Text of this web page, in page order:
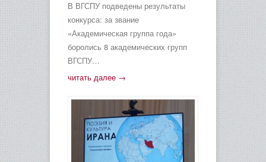
В ВГСПУ подведены результаты
конкурса: за звание
«Академическая группа года»
боролись 8 академических групп
ВГСПУ…
читать далее →